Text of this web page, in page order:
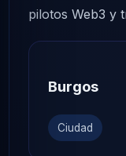
pilotos Web3 y
Burgos
Ciudad